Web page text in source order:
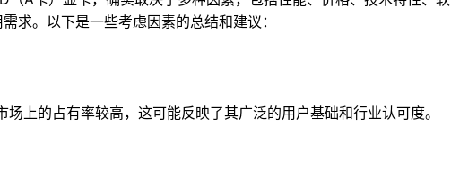
求。以下是一些考虑因素的总结和建议：
场上的占有率较高，这可能反映了其广泛的用户基础和行业认可度。